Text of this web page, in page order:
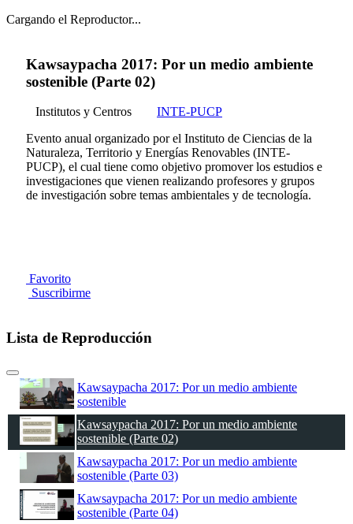
Cargando el Reproductor...
Kawsaypacha 2017: Por un medio ambiente
sostenible (Parte 02)
Institutos y Centros
INTE-PUCP
Evento anual organizado por el Instituto de Ciencias de la
Naturaleza, Territorio y Energías Renovables (INTE-
PUCP), el cual tiene como objetivo promover los estudios e
investigaciones que vienen realizando profesores y grupos
de investigación sobre temas ambientales y de tecnología.
Favorito
Suscribirme
Lista de Reproducción
Kawsaypacha 2017: Por un medio ambiente
sostenible
Kawsaypacha 2017: Por un medio ambiente
sostenible (Parte 02)
Kawsaypacha 2017: Por un medio ambiente
sostenible (Parte 03)
Kawsaypacha 2017: Por un medio ambiente
sostenible (Parte 04)